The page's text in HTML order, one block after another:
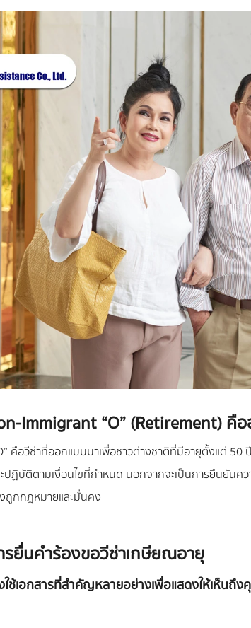
Immigrant “O” (Retirement) คือ
คือวีซ่าที่ออกแบบมาเพื่อชาวต่างชาติที่มีอายุตั้งแต่ 50
บัติตามเงื่อนไขที่กำหนด นอกจากจะเป็นการยืนยันค
ถูกกฎหมายและมั่นคง
รยื่นคำร้องขอวีซ่าเกษียณอายุ
ช้เอกสารที่สำคัญหลายอย่างเพื่อแสดงให้เห็น